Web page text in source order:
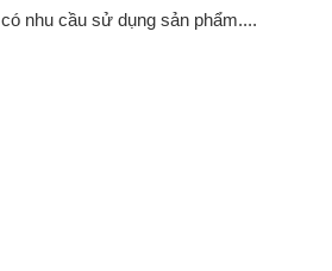
có nhu cầu sử dụng sản phẩm....